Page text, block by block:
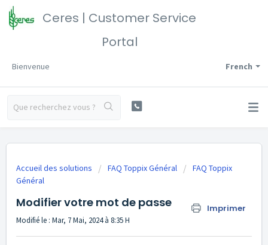
Ceres | Customer Service
Portal
French
Bienvenue
Accueil des solutions FAQ Toppix Général
FAQ Toppix
Général
Modifier votre mot de passe Imprimer
Modifié le : Mar, 7 Mai, 2024 à 8:35 H